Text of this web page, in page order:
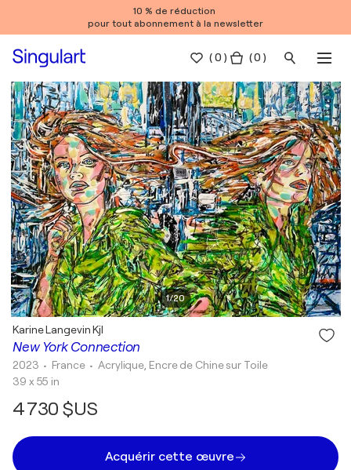
10 % de réduction
pour tout abonnement à la newsletter
(0 ) ( 0 )
1/20
New York Connection
Karine Langevin Kjl
2023 • France •Acrylique, Encre de Chine sur Toile
39 x 55 in
4 730 $US
Acquérir cette œuvre